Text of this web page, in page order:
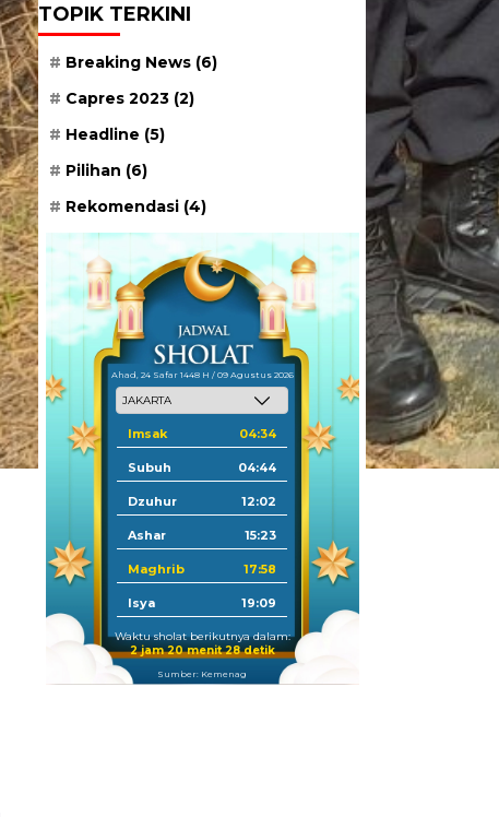
TOPIK TERKINI
Breaking News (6)
Capres 2023 (2)
Headline (5)
Pilihan (6)
Rekomendasi (4)
Ahad, 24 Safar 1448 H / 09 Agustus 2026
Imsak 04:34
Subuh 04:44
Dzuhur 12:02
Ashar 15:23
Maghrib 17:58
Isya 19:09
Waktu sholat berikutnya dalam:
2 jam 20 menit 26 detik
Sumber: Kemenag